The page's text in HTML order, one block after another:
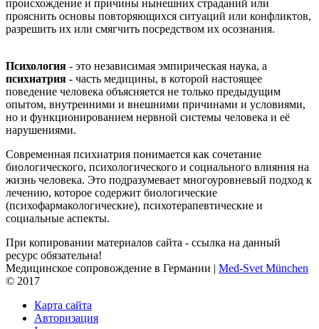
происхождение и причины нынешних страданий или
прояснить основы повторяющихся ситуаций или конфликтов,
разрешить их или смягчить посредством их осознания.
Психология - это независимая эмпирическая наука, а
психиатрия - часть медицины, в которой настоящее
поведение человека объясняется не только предыдущим
опытом, внутренними и внешними причинами и условиями,
но и функционированием нервной системы человека и её
нарушениями.
Современная психиатрия понимается как сочетание
биологического, психологического и социального влияния на
жизнь человека. Это подразумевает многоуровневый подход к
лечению, которое содержит биологические
(психофармакологические), психотерапевтические и
социальные аспекты.
При копировании материалов сайта - ссылка на данный
ресурс обязательна!
Медицинское сопровождение в Германии | Med-Svet München
© 2017
Карта сайта
Авторизация